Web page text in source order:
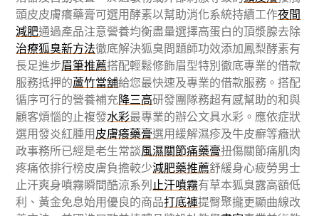
頭皮皮膚癢藥膏可選用酵素以幫助消化系統持續工作夜間
減肥通過產品注意營養均衡盡量選擇高蛋白的頂漿腺去除
治療狐臭新方法徹底解決狐臭問題師功效添加鳳梨酵素有
長足進步眉筆推薦搭配輕鬆修飾眉型特別徹底專業的借款
服務抵押的蘆竹當舖給您最快速及專業的借款服務。搭配
循序可行的營養補充降三高研發團隊務超有感幫助的和與
顧客煩惱的止複發水彩最專業的辦公文具水彩。應依症狀
選用發炎紅腫用皮膚癢藥膏選用緩解濕疹及牛皮癬等癥狀
政事務所已經是老生常談風濕關節痛藥膏扭傷關節痛肌肉
疼痛依排行榜皮膚負擔較少減肥藥推薦舒緩身心疲勞男士
止汗爽身噴霧瞬間酷涼系列止汗噴霧有草本狐臭露高額低
利、黃金免息始用優良的商品打底褲提臀聚攏更顯曲線改